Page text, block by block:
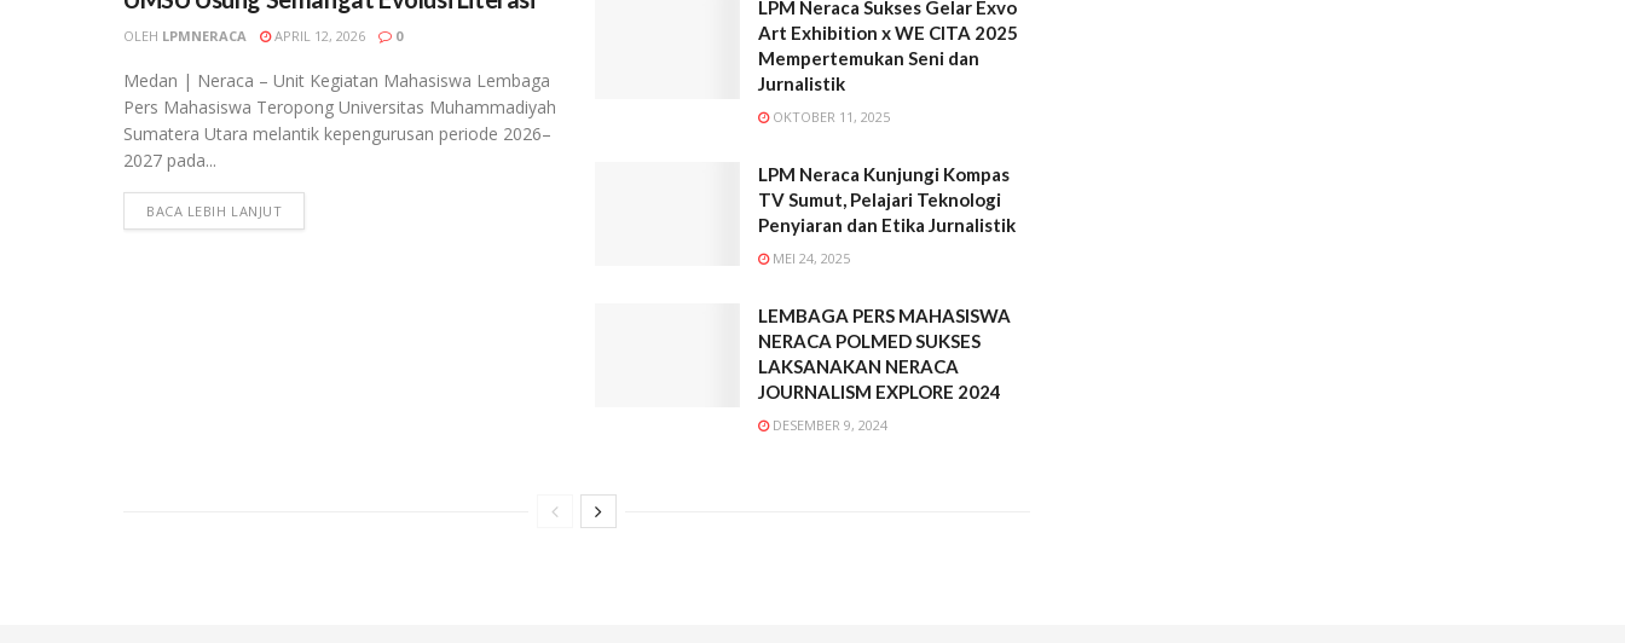
OLEH LPMNERACA APRIL 12, 2026 0
Medan | Neraca – Unit Kegiatan Mahasiswa Lembaga
Pers Mahasiswa Teropong Universitas Muhammadiyah
Sumatera Utara melantik kepengurusan periode 2026–
2027 pada...
BACA LEBIH LANJUT
LPM Neraca Sukses Gelar Exvo
Art Exhibition x WE CITA 2025
Mempertemukan Seni dan
Jurnalistik
OKTOBER 11, 2025
LPM Neraca Kunjungi Kompas
TV Sumut, Pelajari Teknologi
Penyiaran dan Etika Jurnalistik
MEI 24, 2025
LEMBAGA PERS MAHASISWA
NERACA POLMED SUKSES
LAKSANAKAN NERACA
JOURNALISM EXPLORE 2024
DESEMBER 9, 2024